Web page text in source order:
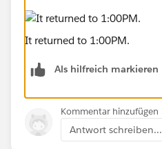
It returned to 1:00PM.
Als hilfreich markieren
Kommentar hinzufügen
Antwort schreiben...